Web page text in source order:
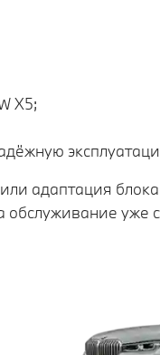
X5;
адаптация
уже